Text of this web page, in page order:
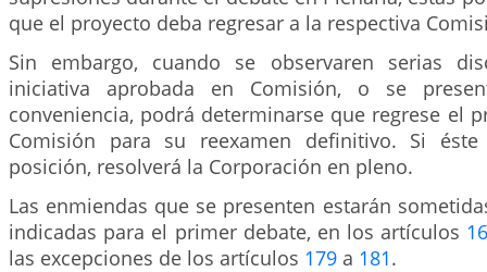
que el proyecto deba regresar a la respectiva
Sin embargo, cuando se observaren serias
iniciativa aprobada en Comisión, o se
conveniencia, podrá determinarse que regrese el
Comisión para su reexamen definitivo. Si
posición, resolverá la Corporación en pleno.
Las enmiendas que se presenten estarán
indicadas para el primer debate, en los artículos
las excepciones de los artículos 179 a 181.